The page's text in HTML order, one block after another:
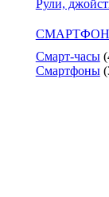
Рули,
Смарт-часы
Смартфоны